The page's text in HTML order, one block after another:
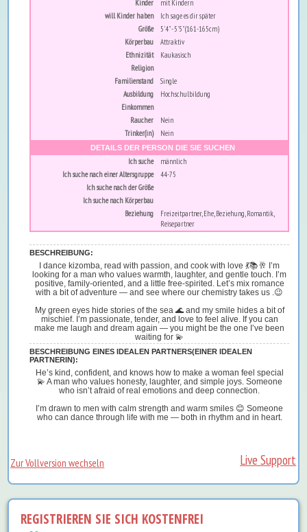
Kinder
mit Kindern
will Kinder haben
Ich sage es dir später
Größe
5'4" - 5'5" (161-165cm)
Körperbau
Attraktiv
Ethnizität
Kaukasisch
Religion
Familienstand
Single
Ausbildung
Hochschulbildung
Einkommen
Raucher
Nein
Trinker(in)
Nein
DETAILS DER PERSON DIE SIE SUCHEN
Ich suche
männlich
Ich suche nach einer Altersgruppe
44-75
Ich suche nach der Größe
Ich suche nach Körperbau
Beziehung
Freizeitpartner, Ehe, Beziehung, Romantik,
Reisepartner
BESCHREIBUNG:
I dance kizomba, read with passion, and cook with love 💃📚🥂 I’m
looking for a man who values warmth, laughter, and gentle touch. I’m
positive, family-oriented, and a little free-spirited. Let’s mix romance
with a bit of adventure — and see where our chemistry takes us .😉
My green eyes hide stories of the sea 🌊 and my smile hides a bit of
mischief. I’m passionate, tender, and love to feel alive. If you can
make me laugh and dream again — you might be the one I’ve been
waiting for 💫
BESCHREIBUNG EINES IDEALEN PARTNERS(EINER IDEALEN
PARTNERIN):
He’s kind, confident, and knows how to make a woman feel special
💫 A man who values honesty, laughter, and simple joys. Someone
who isn’t afraid of real emotions and deep connection.
I’m drawn to men with calm strength and warm smiles 😊 Someone
who can dance through life with me — both in rhythm and in heart.
Zur Vollversion wechseln Live Support
REGISTRIEREN SIE SICH KOSTENFREI